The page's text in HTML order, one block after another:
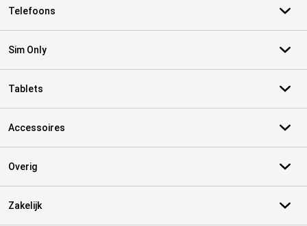
Telefoons
Sim Only
Tablets
Accessoires
Overig
Zakelijk